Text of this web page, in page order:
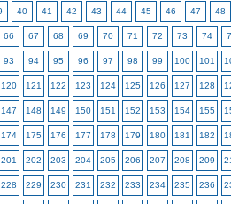
40 41 42 43 44 45 46 47 48
66 67 68 69 70 71 72 73 74
93 94 95 96 97 98 99 100 101
120 121 122 123 124 125 126 127 128
147 148 149 150 151 152 153 154 155
174 175 176 177 178 179 180 181 182
201 202 203 204 205 206 207 208 209
228 229 230 231 232 233 234 235 236